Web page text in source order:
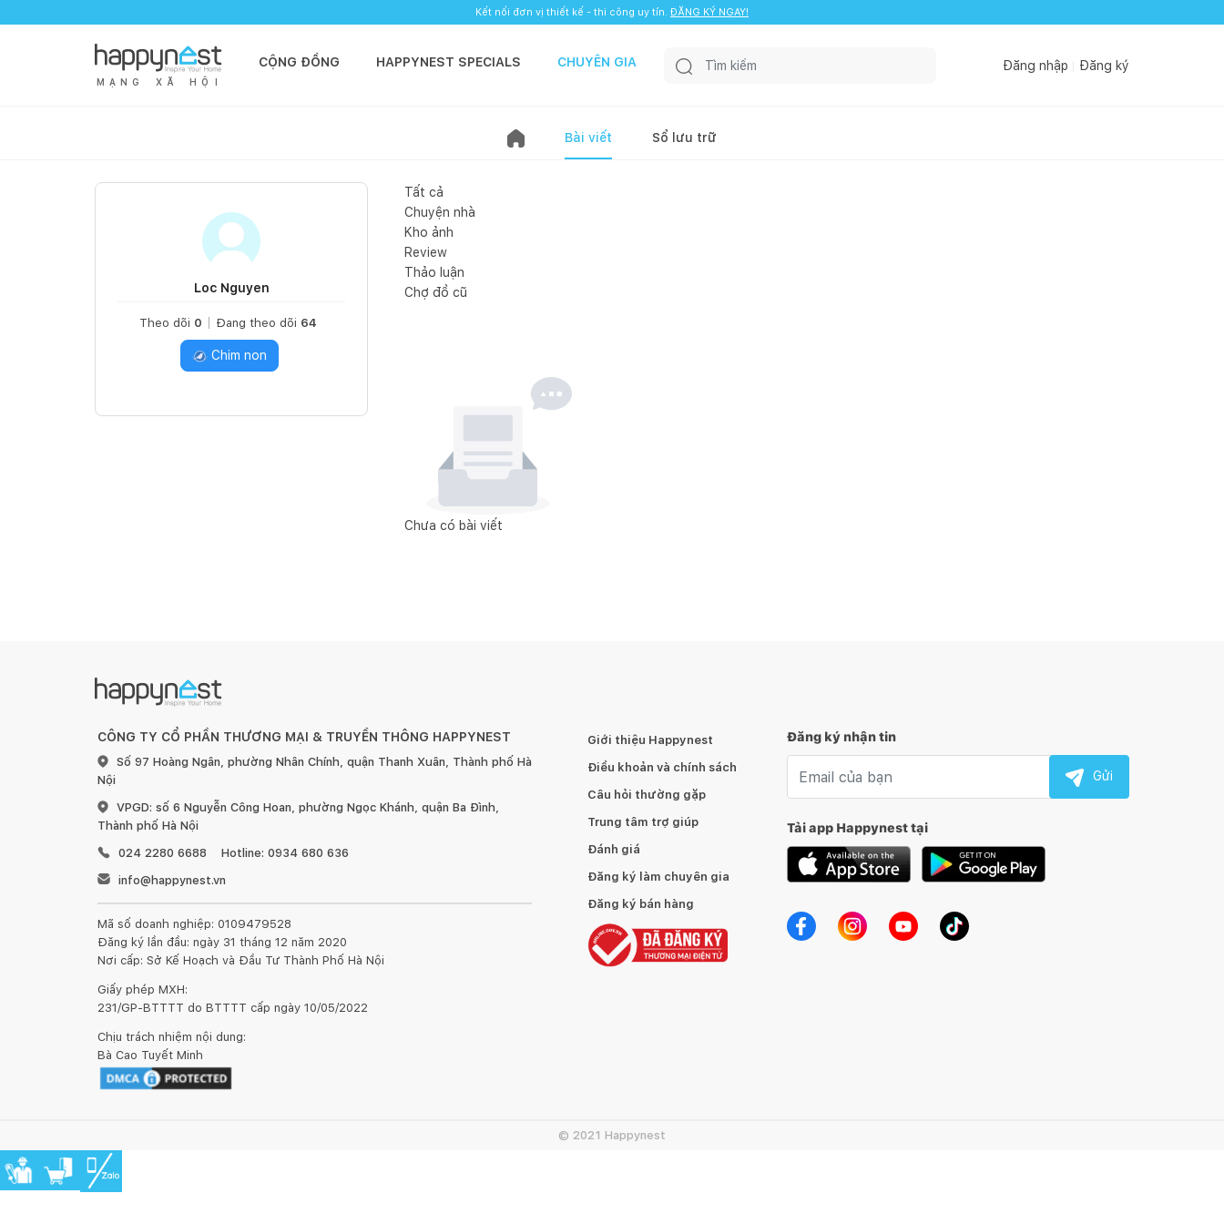
Kết nối đơn vị thiết kế - thi công uy tín. ĐĂNG KÝ NGAY!
M Ạ N G X Ã H Ộ I
CỘNG ĐỒNG HAPPYNEST SPECIALS CHUYÊN GIA Đăng nhập Đăng ký
Bài viết Sổ lưu trữ
Loc Nguyen
Theo dõi 0 Đang theo dõi 64
Chim non
Tất cả
Chuyện nhà
Kho ảnh
Review
Thảo luận
Chợ đồ cũ
Chưa có bài viết
CÔNG TY CỔ PHẦN THƯƠNG MẠI & TRUYỀN THÔNG HAPPYNEST
Số 97 Hoàng Ngân, phường Nhân Chính, quận Thanh Xuân, Thành phố Hà
Nội
VPGD: số 6 Nguyễn Công Hoan, phường Ngọc Khánh, quận Ba Đình,
Thành phố Hà Nội
024 2280 6688
Hotline: 0934 680 636
info@happynest.vn
Mã số doanh nghiệp: 0109479528
Đăng ký lần đầu: ngày 31 tháng 12 năm 2020
Nơi cấp: Sở Kế Hoạch và Đầu Tư Thành Phố Hà Nội
Giấy phép MXH:
231/GP-BTTTT do BTTTT cấp ngày 10/05/2022
Chịu trách nhiệm nội dung:
Bà Cao Tuyết Minh
Giới thiệu Happynest
Điều khoản và chính sách
Câu hỏi thường gặp
Trung tâm trợ giúp
Đánh giá
Đăng ký làm chuyên gia
Đăng ký bán hàng
Đăng ký nhận tin
Gửi
Tải app Happynest tại
© 2021 Happynest